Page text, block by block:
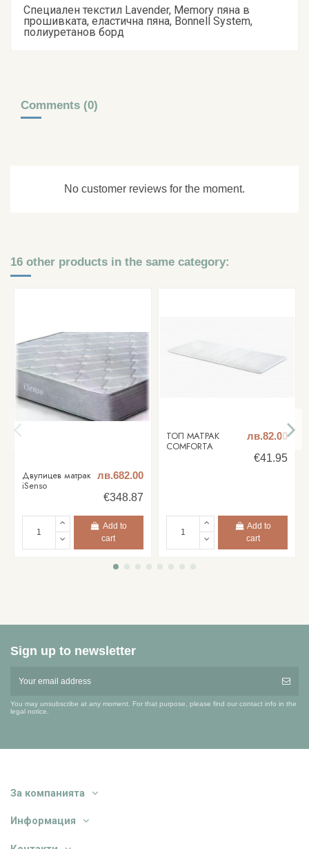
Специален текстил Lavender, Memory пяна в
прошивката, еластична пяна, Bonnell System,
полиуретанов борд
Comments (0)
No customer reviews for the moment.
16 other products in the same category:
Двулицев матрак
iSenso
лв.682.00
€348.87
Add to
cart
ТОП МАТРАК
COMFORTA
лв.82.00
€41.95
Add to
cart
Sign up to newsletter
You may unsubscribe at any moment. For that purpose, please find our contact info in the
legal notice.
За компанията
Информация